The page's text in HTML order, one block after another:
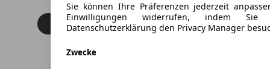
Sie können Ihre Präferenzen jederzeit
Einwilligungen widerrufen, indem
Datenschutzerklärung den Privacy Manager
Zwecke